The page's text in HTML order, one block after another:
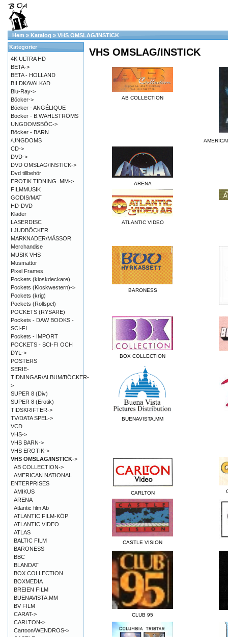
Hem » Katalog » VHS OMSLAG/INSTICK
VHS OMSLAG/INSTICK
AB COLLECTION
ARENA
ATLANTIC VIDEO
BARONESS
BOX COLLECTION
BUENAVISTA.MM
CARLTON
CASTLE VISION
CLUB 95
Kategorier
4K ULTRA HD
BETA->
BETA - HOLLAND
BILDKAVALKAD
Blu-Ray->
Böcker->
Böcker - ANGÉLIQUE
Böcker - B.WAHLSTRÖMS
UNGDOMSBÖC->
Böcker - BARN
/UNGDOMS
CD->
DVD->
DVD OMSLAG/INSTICK->
Dvd tillbehör
EROTIK TIDNING .MM->
FILMMUSIK
GODIS/MAT
HD-DVD
Kläder
LASERDISC
LJUDBÖCKER
MARKNADER/MÄSSOR
Merchandise
MUSIK VHS
Musmattor
Pixel Frames
Pockets (kioskdeckare)
Pockets (Kioskwestern)->
Pockets (krig)
Pockets (Rollspel)
POCKETS (RYSARE)
Pockets - DAW BOOKS -
SCI-FI
Pockets - IMPORT
POCKETS - SCI-FI OCH
DYL->
POSTERS
SERIE-
TIDNINGAR/ALBUM/BÖCKER-
>
SUPER 8 (Div)
SUPER 8 (Erotik)
TIDSKRIFTER->
TV/DATA SPEL->
VCD
VHS->
VHS BARN->
VHS EROTIK->
VHS OMSLAG/INSTICK->
AB COLLECTION->
AMERICAN NATIONAL
ENTERPRISES
AMIKUS
ARENA
Atlantic film Ab
ATLANTIC FILM-KÖP
ATLANTIC VIDEO
ATLAS
BALTIC FILM
BARONESS
BBC
BLANDAT
BOX COLLECTION
BOXMEDIA
BREIEN FILM
BUENAVISTA.MM
BV FILM
CARAT->
CARLTON->
Cartoon/WENDROS->